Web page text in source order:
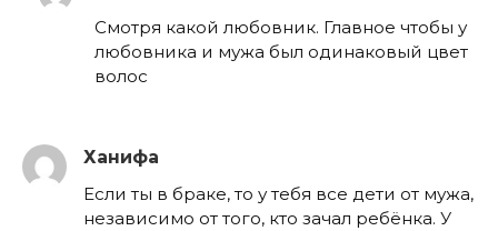
Смотря какой любовник. Главное чтобы у
любовника и мужа был одинаковый цвет
волос
Ханифа
Если ты в браке, то у тебя все дети от мужа,
независимо от того, кто зачал ребёнка. У